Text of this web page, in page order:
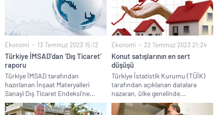
Ekonomi 13 Temmuz 2023 15:12
Türkiye İMSAD’dan ‘Dış Ticaret’
raporu
Türkiye İMSAD tarafından
hazırlanan İnşaat Materyalleri
Sanayi Dış Ticaret Endeksi’ne...
Ekonomi 22 Temmuz 2023 21:24
Konut satışlarının en sert
düşüşü
Türkiye İstatistik Kurumu (TÜİK)
tarafından açıklanan datalara
nazaran, ülke genelinde...